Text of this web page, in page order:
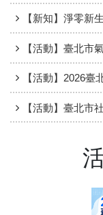
【新知】淨零新
【活動】臺北市
【活動】2026臺北市氣候
【活動】臺北市社區